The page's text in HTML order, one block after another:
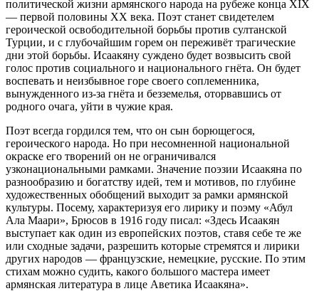
политической жизни армянского народа на рубеже конца XIX
— первой половины XX века. Поэт станет свидетелем
героической освободительной борьбы против султанской
Турции, и с глубочайшим горем он переживёт трагические
дни этой борьбы. Исаакяну суждено будет возвысить свой
голос против социального и национального гнёта. Он будет
воспевать и неизбывное горе своего соплеменника,
вынужденного из-за гнёта и безземелья, оторвавшись от
родного очага, уйти в чужие края.
Поэт всегда гордился тем, что он сын борющегося,
героического народа. Но при несомненной национальной
окраске его творений он не ограничивался
узконациональными рамками. Значение поэзии Исаакяна по
разнообразию и богатству идей, тем и мотивов, по глубине
художественных обобщений выходит за рамки армянской
культуры. Посему, характеризуя его лирику и поэму «Абул
Ала Маари», Брюсов в 1916 году писал: «Здесь Исаакян
выступает как один из европейских поэтов, ставя себе те же
или сходные задачи, разрешить которые стремятся и лирики
других народов — французские, немецкие, русские. По этим
стихам можно судить, какого большого мастера имеет
армянская литература в лице Аветика Исаакяна».